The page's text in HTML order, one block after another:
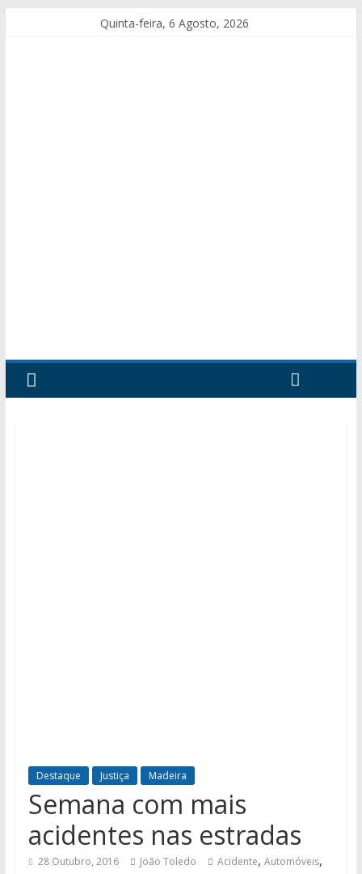
Quinta-feira, 6 Agosto, 2026
Destaque Justiça Madeira
Semana com mais
acidentes nas estradas
28 Outubro, 2016 João Toledo Acidente, Automóveis,